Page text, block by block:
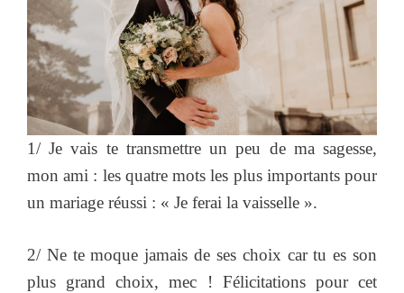
1/ Je vais te transmettre un peu de ma sagesse,
mon ami : les quatre mots les plus importants pour
un mariage réussi : « Je ferai la vaisselle ».
2/ Ne te moque jamais de ses choix car tu es son
plus grand choix, mec ! Félicitations pour cet